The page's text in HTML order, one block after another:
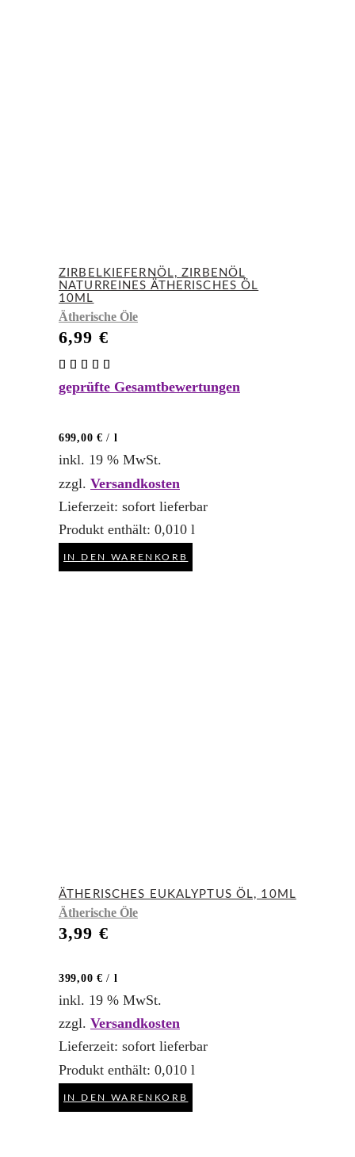
ZIRBELKIEFERNÖL, ZIRBENÖL
NATURREINES ÄTHERISCHES ÖL
10ML
Ätherische Öle
6,99 €
5.00
geprüfte Gesamtbewertungen
699,00 € / l
inkl. 19 % MwSt.
zzgl. Versandkosten
Lieferzeit: sofort lieferbar
Produkt enthält: 0,010 l
IN DEN WARENKORB
ÄTHERISCHES EUKALYPTUS ÖL, 10ML
Ätherische Öle
3,99 €
399,00 € / l
inkl. 19 % MwSt.
zzgl. Versandkosten
Lieferzeit: sofort lieferbar
Produkt enthält: 0,010 l
IN DEN WARENKORB